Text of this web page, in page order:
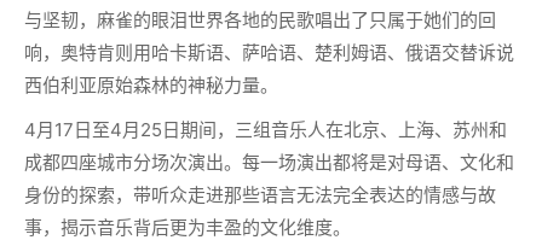
与坚韧，麻雀的眼泪世界各地的民歌唱出了只属于她们的回
响，奥特肯则用哈卡斯语、萨哈语、楚利姆语、俄语交替诉说
西伯利亚原始森林的神秘力量。
4月17日至4月25日期间，三组音乐人在北京、上海、苏州和
成都四座城市分场次演出。每一场演出都将是对母语、文化和
身份的探索，带听众走进那些语言无法完全表达的情感与故
事，揭示音乐背后更为丰盈的文化维度。